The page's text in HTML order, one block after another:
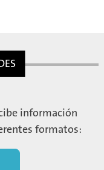
información
formatos: